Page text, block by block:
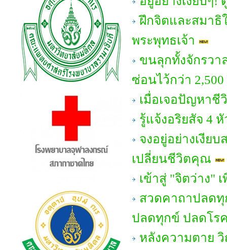
ฝึกจิตและสมาธิ
พระพุทธเจ้า
ขนลุกทั้งจักรวา
ซ่อนไว้กว่า
เมื่อเจอปัญหาชี
รู้แจ้งอริยสัจ 4
จงอยู่อย่างเงีย
เปลี่ยนชีวิตคุณ
เข้าสู่ "จิตว่าง"
สวดคาถาปลด
ปลดทุกข์ ปลดโร
หลังความตาย